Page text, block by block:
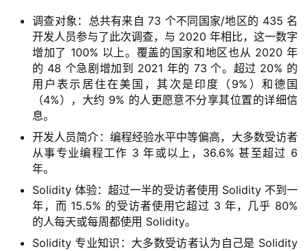
调查对象：总共有来自 73 个不同国家/地区的 435 名
开发人员参与了此次调查，与 2020 年相比，这一数字
增加了 100% 以上。覆盖的国家和地区也从 2020 年
的 48 个急剧增加到 2021 年的 73 个。超过 20% 的
用户表示居住在美国，其次是印度（9%）和德国
（4%），大约 9% 的人更愿意不分享其位置的详细信
息。
开发人员简介：编程经验水平中等偏高，大多数受访者
从事专业编程工作 3 年或以上，36.6% 甚至超过 6
年。
Solidity 体验：超过一半的受访者使用 Solidity 不到一
年，而 15.5% 的受访者使用它超过 3 年，几乎 80%
的人每天或每周都使用 Solidity。
Solidity 专业知识：大多数受访者认为自己是 Solidity